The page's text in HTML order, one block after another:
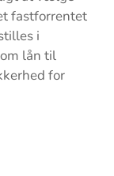
fastforrentet
i
lån til
for